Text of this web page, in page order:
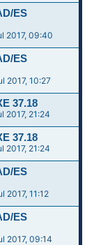
ES
2017, 09:40
ES
2017, 10:27
37.18
2017, 21:24
37.18
2017, 21:24
ES
2017, 11:12
ES
2017, 09:14